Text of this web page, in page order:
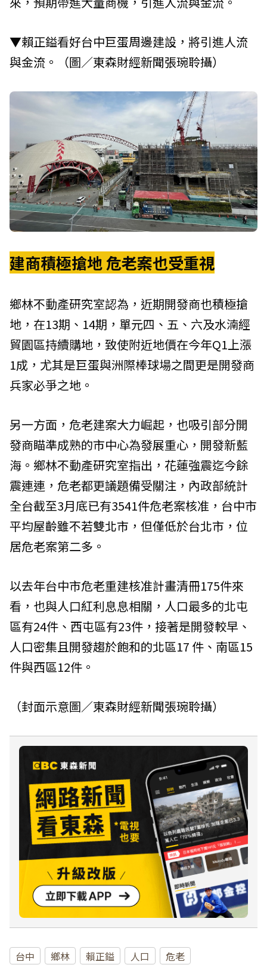
▼賴正鎰看好台中巨蛋周邊建設，將引進人流
與金流。（圖／東森財經新聞張琬聆攝）
建商積極搶地 危老案也受重視
鄉林不動產研究室認為，近期開發商也積極搶
地，在13期、14期，單元四、五、六及水湳經
貿園區持續購地，致使附近地價在今年Q1上漲
1成，尤其是巨蛋與洲際棒球場之間更是開發商
兵家必爭之地。
另一方面，危老建案大力崛起，也吸引部分開
發商瞄準成熟的市中心為發展重心，開發新藍
海。鄉林不動產研究室指出，花蓮強震迄今餘
震連連，危老都更議題備受關注，內政部統計
全台截至3月底已有3541件危老案核准，台中市
平均屋齡雖不若雙北市，但僅低於台北市，位
居危老案第二多。
以去年台中市危老重建核准計畫清冊175件來
看，也與人口紅利息息相關，人口最多的北屯
區有24件、西屯區有23件，接著是開發較早、
人口密集且開發趨於飽和的北區17 件、南區15
件與西區12件。
（封面示意圖／東森財經新聞張琬聆攝）
台中 鄉林 賴正鎰 人口 危老